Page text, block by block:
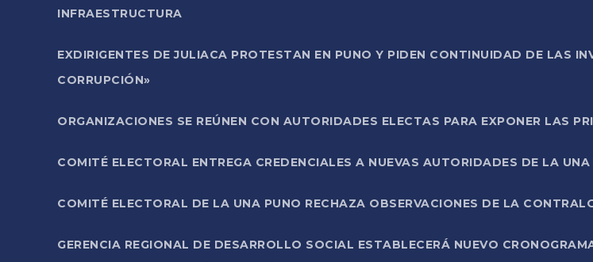
INFRAESTRUCTURA
EXDIRIGENTES DE JULIACA PROTESTAN EN PUNO Y PIDEN CONTINUIDAD DE LAS
CORRUPCIÓN»
ORGANIZACIONES SE REÚNEN CON AUTORIDADES ELECTAS PARA EXPONER LAS
COMITÉ ELECTORAL ENTREGA CREDENCIALES A NUEVAS AUTORIDADES DE LA UNA
COMITÉ ELECTORAL DE LA UNA PUNO RECHAZA OBSERVACIONES DE LA
GERENCIA REGIONAL DE DESARROLLO SOCIAL ESTABLECERÁ NUEVO